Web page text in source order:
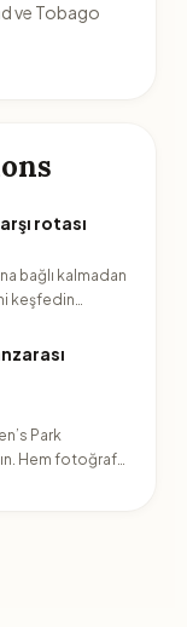
ve Tobago
rotası
bağlı kalmadan
keşfedin…
Park
Hem fotoğraf